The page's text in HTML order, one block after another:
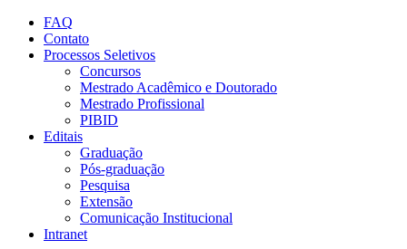
Conteúdo principal
FAQ
Contato
Processos Seletivos
Concursos
Mestrado Acadêmico e Doutorado
Mestrado Profissional
PIBID
Editais
Graduação
Pós-graduação
Pesquisa
Extensão
Comunicação Institucional
Intranet